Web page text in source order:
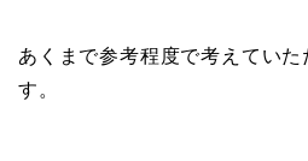
あくまで参考程度で考えていた
す。